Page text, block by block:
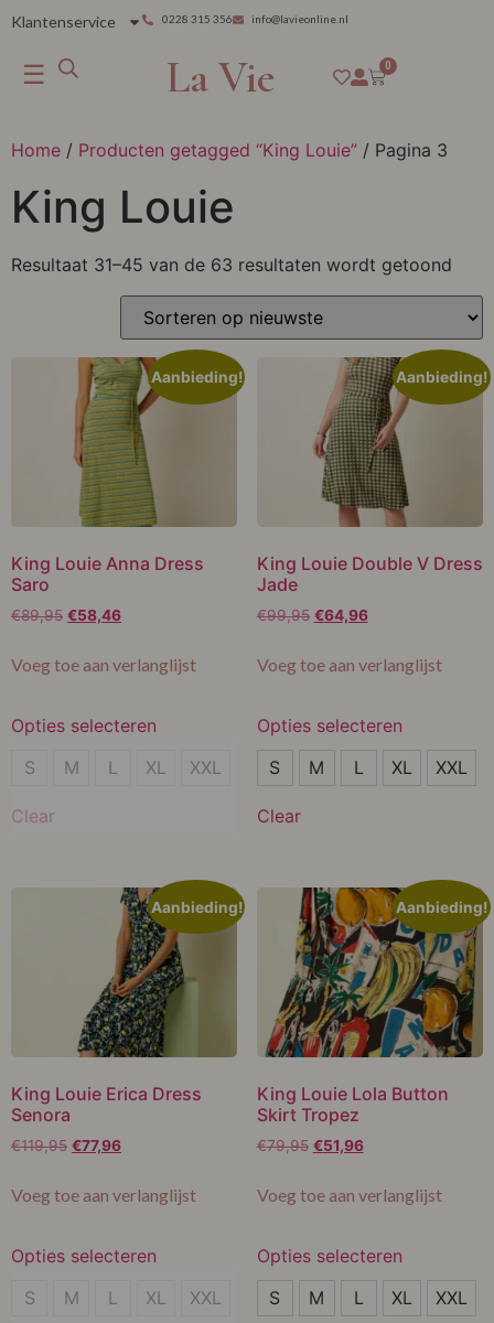
Klantenservice 0228 315 356 info@lavieonline.nl
☰ La Vie 0
Home / Producten getagged “King Louie” / Pagina 3
King Louie
Resultaat 31–45 van de 63 resultaten wordt getoond
Aanbieding!
King Louie Anna Dress
Saro
€89,95 €58,46
Voeg toe aan verlanglijst
Opties selecteren
XXL
S M L XL XXL
Clear
Aanbieding!
King Louie Double V Dress
Jade
€99,95 €64,96
Voeg toe aan verlanglijst
Opties selecteren
S
XL
S M L XL XXL
Clear
Aanbieding!
King Louie Erica Dress
Senora
€119,95 €77,96
Voeg toe aan verlanglijst
Opties selecteren
XXL
S M L XL XXL
Aanbieding!
King Louie Lola Button
Skirt Tropez
€79,95 €51,96
Voeg toe aan verlanglijst
Opties selecteren
XXL
S M L XL XXL